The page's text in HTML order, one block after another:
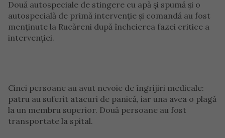
Două autospeciale de stingere cu apă și spumă și o
autospecială de primă intervenție și comandă au fost
menținute la Rucăreni după încheierea fazei critice a
intervenției.
Cinci persoane au avut nevoie de îngrijiri medicale:
patru au suferit atacuri de panică, iar una avea o plagă
la un membru superior. Două persoane au fost
transportate la spital.